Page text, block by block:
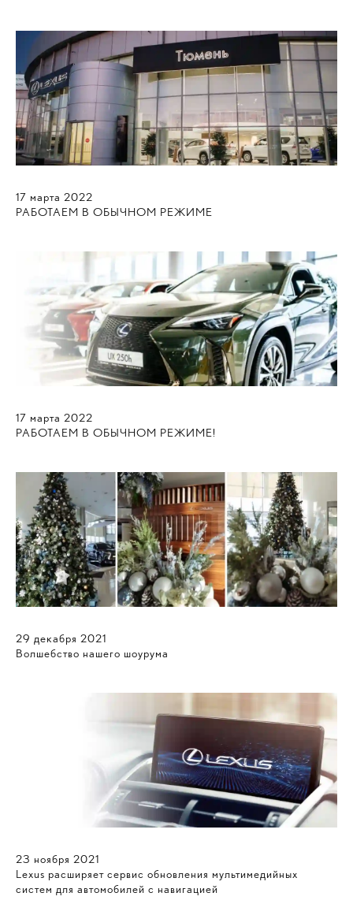
17 марта 2022
РАБОТАЕМ В ОБЫЧНОМ РЕЖИМЕ
17 марта 2022
РАБОТАЕМ В ОБЫЧНОМ РЕЖИМЕ!
29 декабря 2021
Волшебство нашего шоурума
23 ноября 2021
Lexus расширяет сервис обновления мультимедийных
систем для автомобилей с навигацией